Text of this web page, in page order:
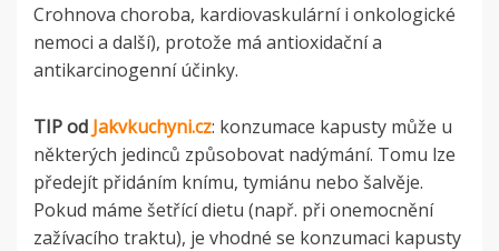
Crohnova choroba, kardiovaskulární i onkologické
nemoci a další), protože má antioxidační a
antikarcinogenní účinky.
TIP od Jakvkuchyni.cz: konzumace kapusty může u
některých jedinců způsobovat nadýmání. Tomu lze
předejít přidáním knímu, tymiánu nebo šalvěje.
Pokud máme šetřící dietu (např. při onemocnění
zažívacího traktu), je vhodné se konzumaci kapusty